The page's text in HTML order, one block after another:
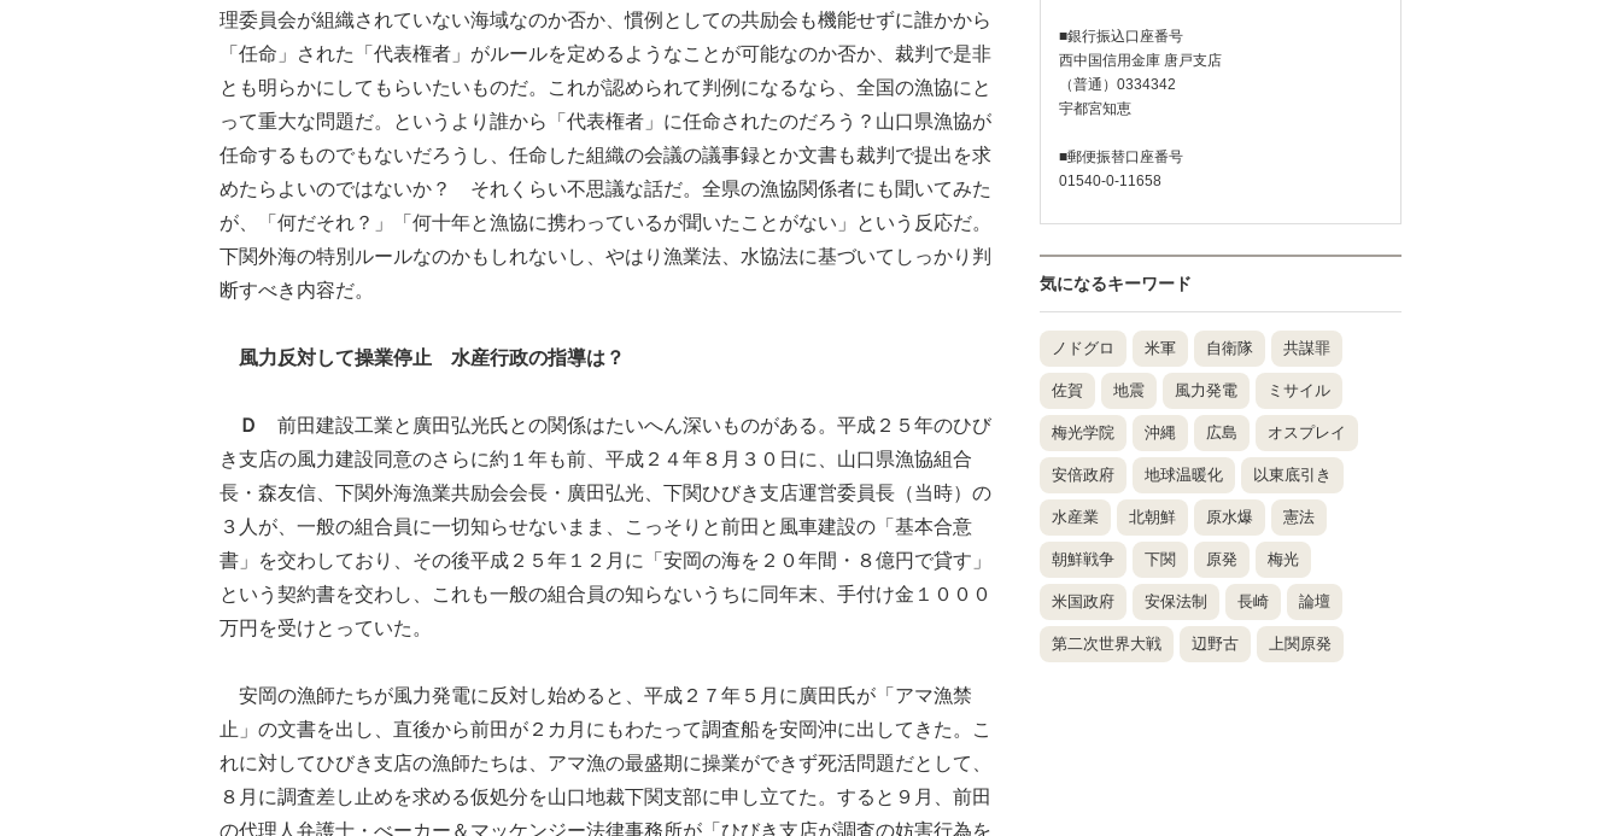
理委員会が組織されていない海域なのか否か、慣例としての共励会も機能せずに誰かから
「任命」された「代表権者」がルールを定めるようなことが可能なのか否か、裁判で是非
とも明らかにしてもらいたいものだ。これが認められて判例になるなら、全国の漁協にと
って重大な問題だ。というより誰から「代表権者」に任命されたのだろう？山口県漁協が
任命するものでもないだろうし、任命した組織の会議の議事録とか文書も裁判で提出を求
めたらよいのではないか？ それくらい不思議な話だ。全県の漁協関係者にも聞いてみた
が、「何だそれ？」「何十年と漁協に携わっているが聞いたことがない」という反応だ。
下関外海の特別ルールなのかもしれないし、やはり漁業法、水協法に基づいてしっかり判
断すべき内容だ。
風力反対して操業停止 水産行政の指導は？
Ｄ
前田建設工業と廣田弘光氏との関係はたいへん深いものがある。平成２５年のひび
き支店の風力建設同意のさらに約１年も前、平成２４年８月３０日に、山口県漁協組合
長・森友信、下関外海漁業共励会会長・廣田弘光、下関ひびき支店運営委員長（当時）の
３人が、一般の組合員に一切知らせないまま、こっそりと前田と風車建設の「基本合意
書」を交わしており、その後平成２５年１２月に「安岡の海を２０年間・８億円で貸す」
という契約書を交わし、これも一般の組合員の知らないうちに同年末、手付け金１０００
万円を受けとっていた。
安岡の漁師たちが風力発電に反対し始めると、平成２７年５月に廣田氏が「アマ漁禁
止」の文書を出し、直後から前田が２カ月にもわたって調査船を安岡沖に出してきた。こ
れに対してひびき支店の漁師たちは、アマ漁の最盛期に操業ができず死活問題だとして、
８月に調査差し止めを求める仮処分を山口地裁下関支部に申し立てた。すると９月、前田
の代理人弁護士・べーカー＆マッケンジー法律事務所が「ひびき支店が調査の妨害行為を
■銀行振込口座番号
西中国信用金庫 唐戸支店
（普通）0334342
宇都宮知恵
■郵便振替口座番号
01540-0-11658
気になるキーワード
ノドグロ 米軍 自衛隊 共謀罪
佐賀 地震 風力発電 ミサイル
梅光学院 沖縄 広島 オスプレイ
安倍政府 地球温暖化 以東底引き
水産業 北朝鮮 原水爆 憲法
朝鮮戦争 下関 原発 梅光
米国政府 安保法制 長崎 論壇
第二次世界大戦 辺野古 上関原発